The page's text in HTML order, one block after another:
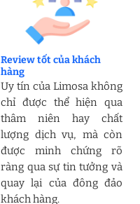
Review tốt của khách
hàng
Uy tín của Limosa không
chỉ được thể hiện qua
thâm niên hay chất
lượng dịch vụ, mà còn
được minh chứng rõ
ràng qua sự tin tưởng và
quay lại của đông đảo
khách hàng.